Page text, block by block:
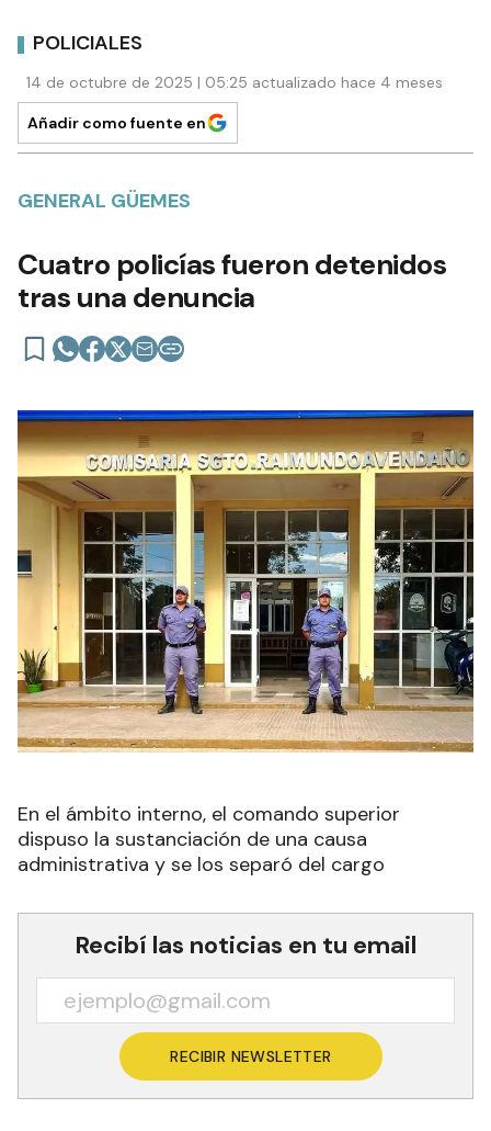
POLICIALES
14 de octubre de 2025 | 05:25 actualizado hace 4 meses
Añadir como fuente en
GENERAL GÜEMES
Cuatro policías fueron detenidos
tras una denuncia
En el ámbito interno, el comando superior
dispuso la sustanciación de una causa
administrativa y se los separó del cargo
Recibí las noticias en tu email
RECIBIR NEWSLETTER